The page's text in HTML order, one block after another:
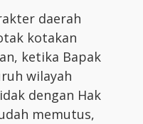
daerah
kotakan
ketika Bapak
wilayah
dengan Hak
memutus,